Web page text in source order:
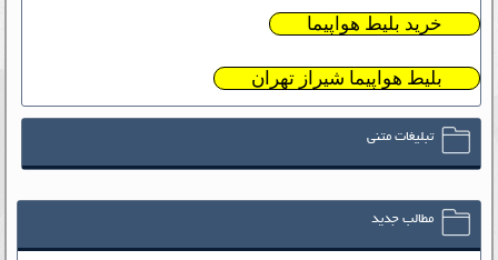
خرید بلیط هواپیما
بلیط هواپیما شیراز تهران
تبلیغات متنی
مطالب جدید